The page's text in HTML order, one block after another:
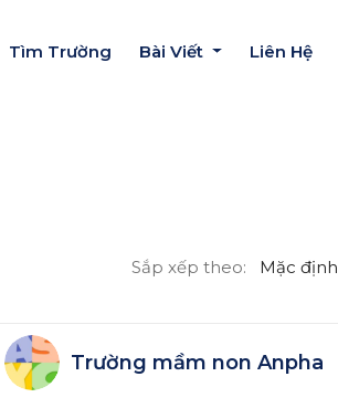
Tìm Trường Bài Viết Liên Hệ
Sắp xếp theo: Mặc định
Trường mầm non Anpha